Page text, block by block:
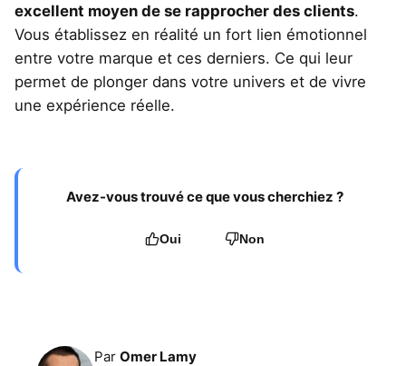
excellent moyen de se rapprocher des clients.
Vous établissez en réalité un fort lien émotionnel
entre votre marque et ces derniers. Ce qui leur
permet de plonger dans votre univers et de vivre
une expérience réelle.
Avez-vous trouvé ce que vous cherchiez ?
Oui Non
Par Omer Lamy